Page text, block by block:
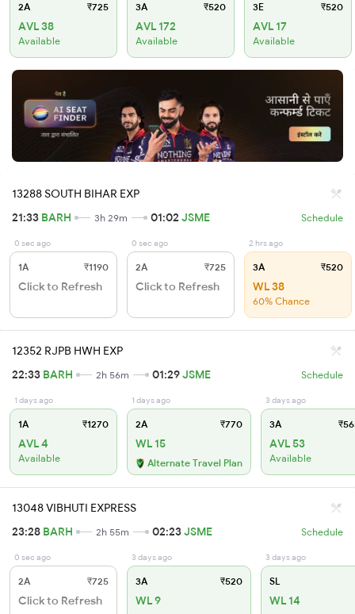
2A ₹725
AVL 38
Available
3A ₹520
AVL 172
Available
3E ₹520
AVL 17
Available
13288 SOUTH BIHAR EXP
21:33 BARH 3h 29m 01:02 JSME Schedule
0 sec ago
1A ₹1190
Click to Refresh
0 sec ago
2A ₹725
Click to Refresh
2 hrs ago
3A ₹520
WL 38
60% Chance
12352 RJPB HWH EXP
22:33 BARH 2h 56m 01:29JSME Schedule
1 days ago
1A ₹1270
AVL 4
Available
1 days ago
2A ₹770
WL 15
Alternate Travel Plan
3 days ago
3A
AVL 53
Available
13048 VIBHUTI EXPRESS
23:28 BARH 2h 55m 02:23JSME Schedule
0 sec ago
2A ₹725
Click to Refresh
3 days ago
3A ₹520
WL 9
3 days ago
SL
WL 14